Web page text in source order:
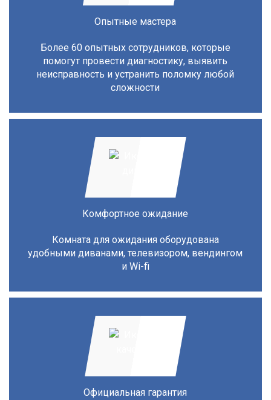
Опытные мастера
Более 60 опытных сотрудников, которые
помогут провести диагностику, выявить
неисправность и устранить поломку любой
сложности
Комфортное ожидание
Комната для ожидания оборудована
удобными диванами, телевизором, вендингом
и Wi-fi
Официальная гарантия